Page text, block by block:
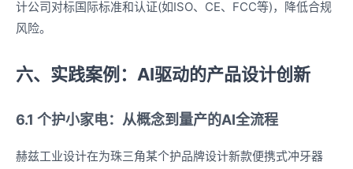
计公司对标国际标准和认证(如ISO、CE、FCC等)，降低合规
风险。
六、实践案例：AI驱动的产品设计创新
6.1 个护小家电：从概念到量产的AI全流程
赫兹工业设计在为珠三角某个护品牌设计新款便携式冲牙器